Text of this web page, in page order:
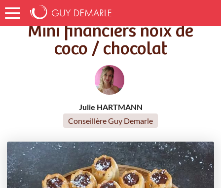
Accueil Recettes Mini financiers noix de coco / chocolat
Mini financiers noix de
coco / chocolat
Julie HARTMANN
Conseillère Guy Demarle